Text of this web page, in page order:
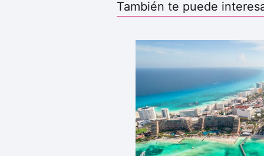
También te puede